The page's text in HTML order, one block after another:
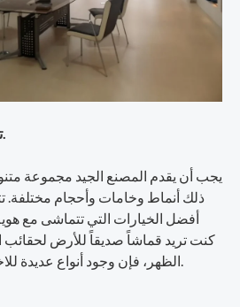
2. تقييم مجموعة منتجاتها.
يجب أن يقدم المصنع الجيد مجموعة
ذلك أنماط وخامات وأحجام مختلفة.
أفضل الخيارات التي تتماشى مع
كنت تريد قماشاً صديقاً للأرض لحقائب
الظهر، فإن وجود أنواع عديدة للاختيار من بينها أمر أساسي.